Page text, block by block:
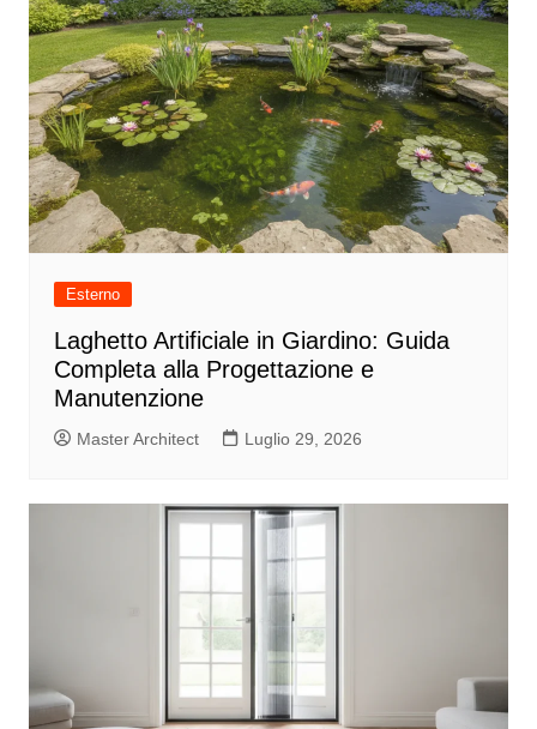
Esterno
Laghetto Artificiale in Giardino: Guida
Completa alla Progettazione e
Manutenzione
Master Architect Luglio 29, 2026